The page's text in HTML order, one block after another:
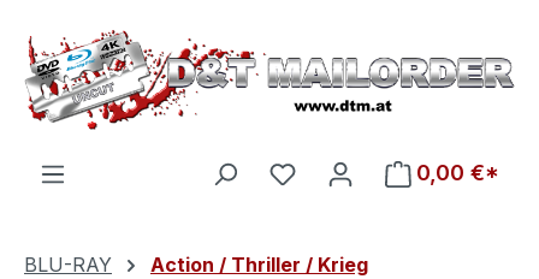
Zum Hauptinhalt springen
Du hast 0 Produkte auf
0,00 €*
BLU-RAY Action / Thriller / Krieg